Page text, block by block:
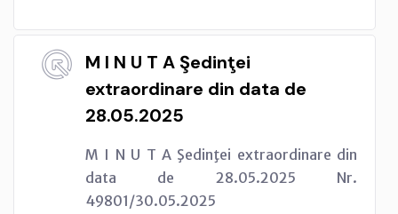
M I N U T A Şedinţei
extraordinare din data de
28.05.2025
M I N U T A Şedinţei extraordinare din
data de 28.05.2025 Nr.
49801/30.05.2025